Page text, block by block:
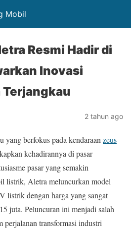
Mobil
Resmi Hadir di
Inovasi
Terjangkau
2 tahun ago
yang berfokus pada kendaraan zeus
kehadirannya di pasar
pasar yang semakin
listrik, Aletra meluncurkan model
listrik dengan harga yang sangat
juta. Peluncuran ini menjadi salah
perjalanan transformasi industri